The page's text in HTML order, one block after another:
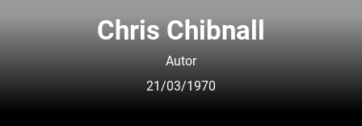
Chris Chibnall
Autor
21/03/1970